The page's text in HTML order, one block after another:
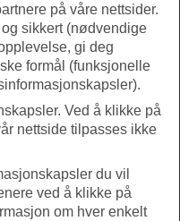
på våre nettsider.
sikkert (nødvendige
gi deg
formål (funksjonelle
Ved å klikke på
nettside tilpasses ikke
du vil
ved å klikke på
om hver enkelt